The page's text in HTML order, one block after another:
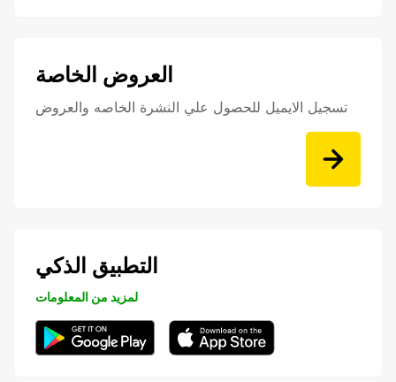
العروض الخاصة
تسجيل الايميل للحصول علي النشرة الخاصه والعروض
التطبيق الذكي
لمزيد من المعلومات